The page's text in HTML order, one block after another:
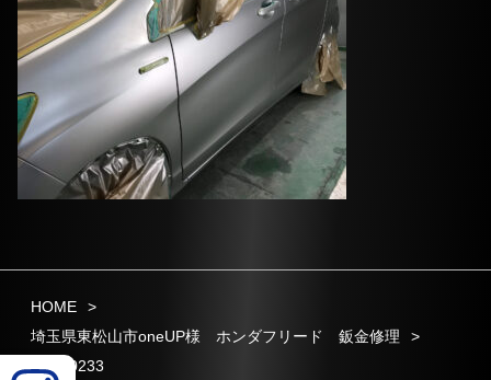
HOME
埼玉県東松山市oneUP様 ホンダフリード 鈑金修理
IMG_0233